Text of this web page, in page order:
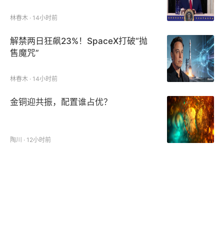
林春木 · 14小时前
解禁两日狂飙23%！SpaceX打破“抛
售魔咒”
林春木 · 14小时前
金铜迎共振，配置谁占优？
陶川 · 12小时前